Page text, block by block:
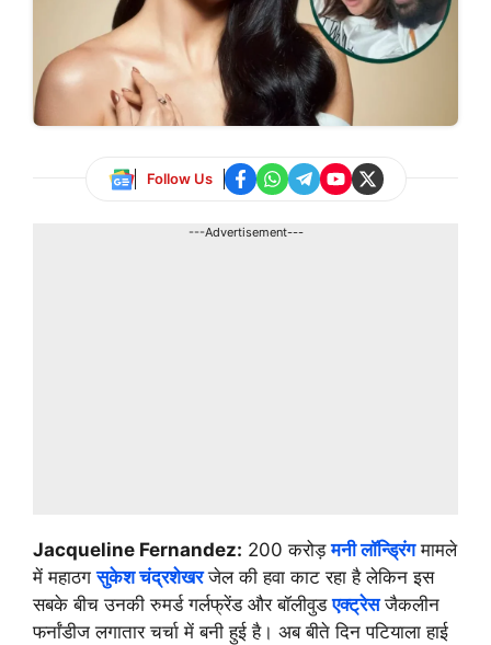
Follow Us
---Advertisement---
Jacqueline Fernandez: 200 करोड़ मनी लॉन्ड्रिंगमामले
में महाठग सुकेश चंद्रशेखरजेल की हवा काट रहा है लेकिन इस
सबके बीच उनकी रुमर्ड गर्लफ्रेंड और बॉलीवुडएक्ट्रेस जैकलीन
फर्नांडीज लगातार चर्चा में बनी हुई है। अब बीते दिन पटियाला हाई